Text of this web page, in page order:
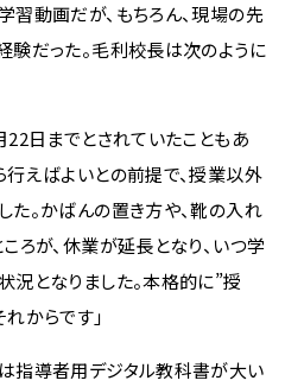
動画だが、もちろん、現場の先
験だった。毛利校長は次のように
日までとされていたこともあ
えばよいとの前提で、授業以外
。かばんの置き方や、靴の入れ
ろが、休業が延長となり、いつ学
となりました。本格的に”授
からです」
指導者用デジタル教科書が大い